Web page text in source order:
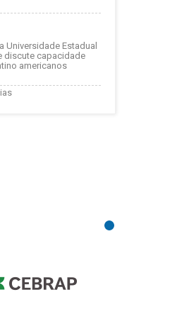
Universidade Estadual
discute capacidade
americanos